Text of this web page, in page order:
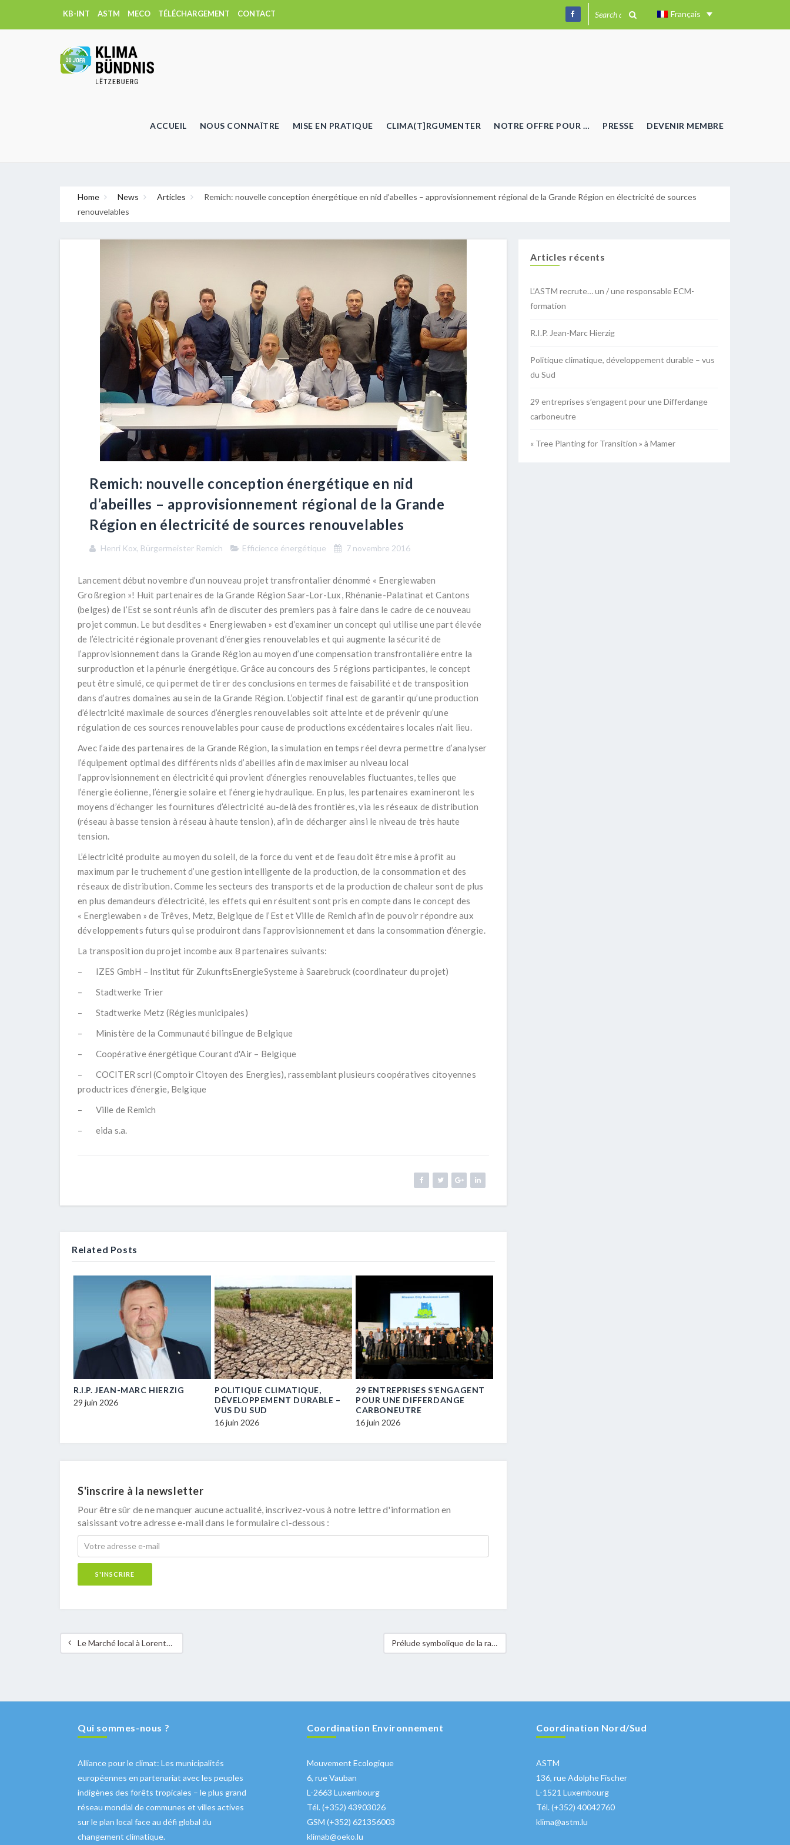
KB-INT ASTM MECO TÉLÉCHARGEMENT CONTACT Français
ACCUEIL NOUS CONNAÎTRE MISE EN PRATIQUE CLIMA(T]RGUMENTER NOTRE OFFRE POUR … PRESSE DEVENIR MEMBRE
Home News Articles
Remich: nouvelle conception énergétique en nid d’abeilles – approvisionnement régional de la Grande Région en électricité de sources
renouvelables
Remich: nouvelle conception énergétique en nid
d’abeilles – approvisionnement régional de la Grande
Région en électricité de sources renouvelables
Henri Kox, Bürgermeister Remich Efficience énergétique 7 novembre 2016
Lancement début novembre d’un nouveau projet transfrontalier dénommé « Energiewaben
Großregion »! Huit partenaires de la Grande Région Saar-Lor-Lux, Rhénanie-Palatinat et Cantons
(belges) de l’Est se sont réunis afin de discuter des premiers pas à faire dans le cadre de ce nouveau
projet commun. Le but desdites « Energiewaben » est d’examiner un concept qui utilise une part élevée
de l’électricité régionale provenant d’énergies renouvelables et qui augmente la sécurité de
l’approvisionnement dans la Grande Région au moyen d’une compensation transfrontalière entre la
surproduction et la pénurie énergétique. Grâce au concours des 5 régions participantes, le concept
peut être simulé, ce qui permet de tirer des conclusions en termes de faisabilité et de transposition
dans d’autres domaines au sein de la Grande Région. L’objectif final est de garantir qu’une production
d’électricité maximale de sources d’énergies renouvelables soit atteinte et de prévenir qu’une
régulation de ces sources renouvelables pour cause de productions excédentaires locales n’ait lieu.
Avec l’aide des partenaires de la Grande Région, la simulation en temps réel devra permettre d’analyser
l’équipement optimal des différents nids d’abeilles afin de maximiser au niveau local
l’approvisionnement en électricité qui provient d’énergies renouvelables fluctuantes, telles que
l’énergie éolienne, l’énergie solaire et l’énergie hydraulique. En plus, les partenaires examineront les
moyens d’échanger les fournitures d’électricité au-delà des frontières, via les réseaux de distribution
(réseau à basse tension à réseau à haute tension), afin de décharger ainsi le niveau de très haute
tension.
L’électricité produite au moyen du soleil, de la force du vent et de l’eau doit être mise à profit au
maximum par le truchement d’une gestion intelligente de la production, de la consommation et des
réseaux de distribution. Comme les secteurs des transports et de la production de chaleur sont de plus
en plus demandeurs d’électricité, les effets qui en résultent sont pris en compte dans le concept des
« Energiewaben » de Trêves, Metz, Belgique de l’Est et Ville de Remich afin de pouvoir répondre aux
développements futurs qui se produiront dans l’approvisionnement et dans la consommation d’énergie.
La transposition du projet incombe aux 8 partenaires suivants:
– IZES GmbH – Institut für ZukunftsEnergieSysteme à Saarebruck (coordinateur du projet)
– Stadtwerke Trier
– Stadtwerke Metz (Régies municipales)
– Ministère de la Communauté bilingue de Belgique
– Coopérative énergétiqueCourant d'Air – Belgique
– COCITER scrl (Comptoir Citoyen des Energies), rassemblant plusieurs coopératives citoyennes
productrices d’énergie, Belgique
– Ville de Remich
– eida s.a.
Related Posts
R.I.P. JEAN-MARC HIERZIG
29 juin 2026
POLITIQUE CLIMATIQUE,
DÉVELOPPEMENT DURABLE –
VUS DU SUD
16 juin 2026
29 ENTREPRISES S’ENGAGENT
POUR UNE DIFFERDANGE
CARBONEUTRE
16 juin 2026
S'inscrire à la newsletter
Pour être sûr de ne manquer aucune actualité, inscrivez-vous à notre lettre d'information en
saisissant votre adresse e-mail dans le formulaire ci-dessous :
Le Marché local à Lorentzweiler Prélude symbolique de la ratification de la Convention ILO 169 à Luxembourg marqué par 2.500 empreintes de pouce
Articles récents
L’ASTM recrute… un / une responsable ECM-
formation
R.I.P. Jean-Marc Hierzig
Politique climatique, développement durable – vus
du Sud
29 entreprises s’engagent pour une Differdange
carboneutre
« Tree Planting for Transition » à Mamer
Qui sommes-nous ?
Alliance pour le climat: Les municipalités
européennes en partenariat avec les peuples
indigènes des forêts tropicales – le plus grand
réseau mondial de communes et villes actives
sur le plan local face au défi global du
changement climatique.
Coordination Environnement
Mouvement Ecologique
6, rue Vauban
L-2663 Luxembourg
Tél. (+352) 43903026
GSM (+352) 621356003
klimab@oeko.lu
Coordination Nord/Sud
ASTM
136, rue Adolphe Fischer
L-1521 Luxembourg
Tél. (+352) 40042760
klima@astm.lu